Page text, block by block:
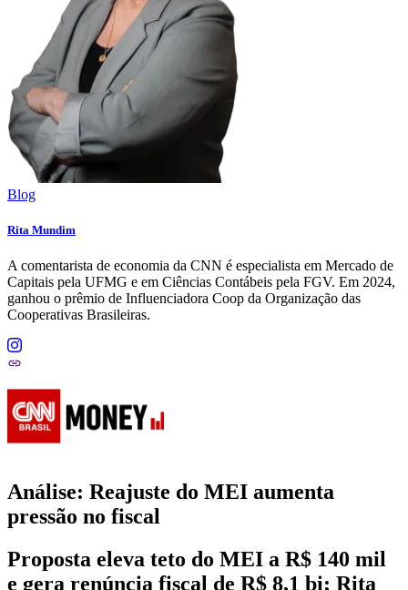
Blog
Rita Mundim
A comentarista de economia da CNN é especialista em Mercado de
Capitais pela UFMG e em Ciências Contábeis pela FGV. Em 2024,
ganhou o prêmio de Influenciadora Coop da Organização das
Cooperativas Brasileiras.
Análise: Reajuste do MEI aumenta
pressão no fiscal
Proposta eleva teto do MEI a R$ 140 mil
e gera renúncia fiscal de R$ 8,1 bi; Rita